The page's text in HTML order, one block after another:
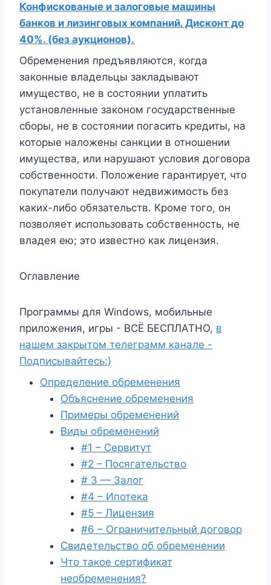
Конфискованые и залоговые машины
банков и лизинговых компаний. Дисконт до
40%. (без аукционов).
Обременения предъявляются, когда
законные владельцы закладывают
имущество, не в состоянии уплатить
установленные законом государственные
сборы, не в состоянии погасить кредиты, на
которые наложены санкции в отношении
имущества, или нарушают условия договора
собственности. Положение гарантирует, что
покупатели получают недвижимость без
каких-либо обязательств. Кроме того, он
позволяет использовать собственность, не
владея ею; это известно как лицензия.
Оглавление
Программы для Windows, мобильные
приложения, игры - ВСЁ БЕСПЛАТНО, в
нашем закрытом телеграмм канале -
Подписывайтесь:)
Определение обременения
Объяснение обременения
Примеры обременений
Виды обременений
#1 – Сервитут
#2 – Посягательство
# 3 — Залог
#4 – Ипотека
#5 – Лицензия
#6 – Ограничительный договор
Свидетельство об обременении
Что такое сертификат
необременения?